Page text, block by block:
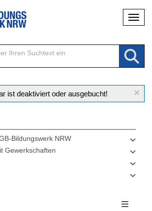
×
ist deaktiviert oder ausgebucht!
Bildungswerk NRW
Gewerkschaften